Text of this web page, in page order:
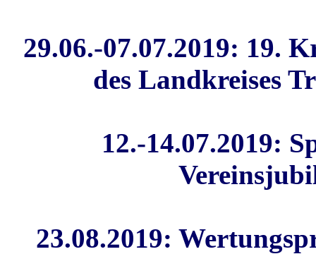
29.06.-07.07.2019: 19.
des Landkreises
12.-14.07.2019:
23.08.2019: